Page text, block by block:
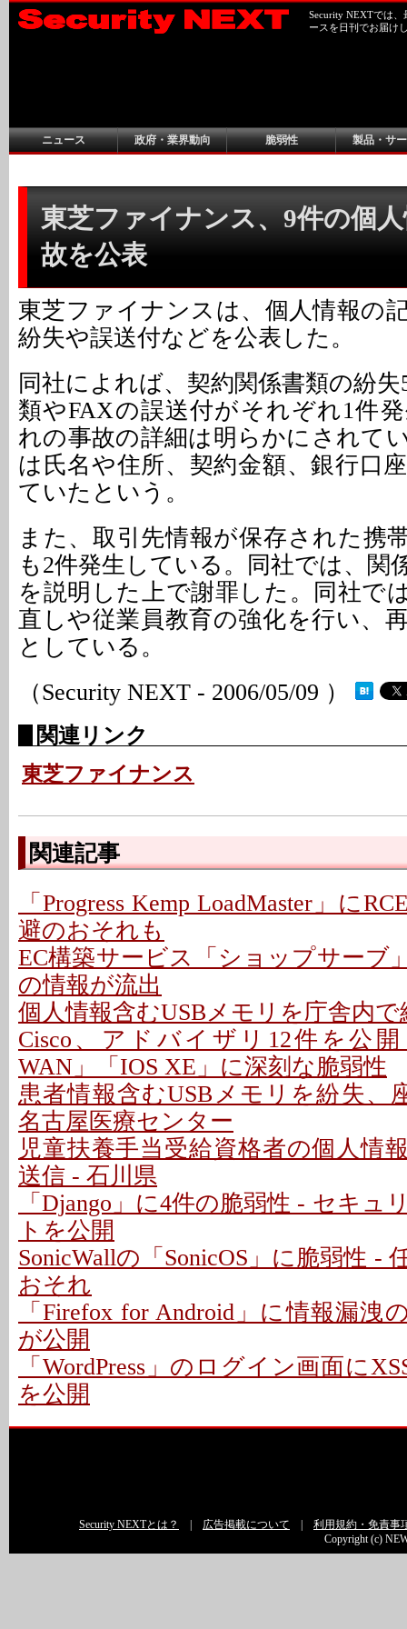
Security NEXTでは
ースを日刊でお届け
ニュース 政府・業界動向 脆弱性 製品・サ
東芝ファイナンス、9件の個
故を公表
東芝ファイナンスは、個人情報の
紛失や誤送付などを公表した。
同社によれば、契約関係書類の紛
類やFAXの誤送付がそれぞれ1件
れの事故の詳細は明らかにされて
は氏名や住所、契約金額、銀行口
ていたという。
また、取引先情報が保存された携
も2件発生している。同社では、関
を説明した上で謝罪した。同社で
直しや従業員教育の強化を行い、
としている。
（Security NEXT - 2006/05/09 ）
関連リンク
東芝ファイナンス
関連記事
「Progress Kemp LoadMaster」に
避のおそれも
EC構築サービス「ショップサーブ
の情報が流出
個人情報含むUSBメモリを庁舎内で
Cisco、アドバイザリ12件を公開
WAN」「IOS XE」に深刻な脆弱性
患者情報含むUSBメモリを紛失、
名古屋医療センター
児童扶養手当受給資格者の個人情
送信 - 石川県
「Django」に4件の脆弱性 - セキュ
トを公開
SonicWallの「SonicOS」に脆弱性 -
おそれ
「Firefox for Android」に情報漏洩
が公開
「WordPress」のログイン画面に
を公開
Security NEXTとは？ 広告掲載について
利用規約・免責事
Copyright (c)